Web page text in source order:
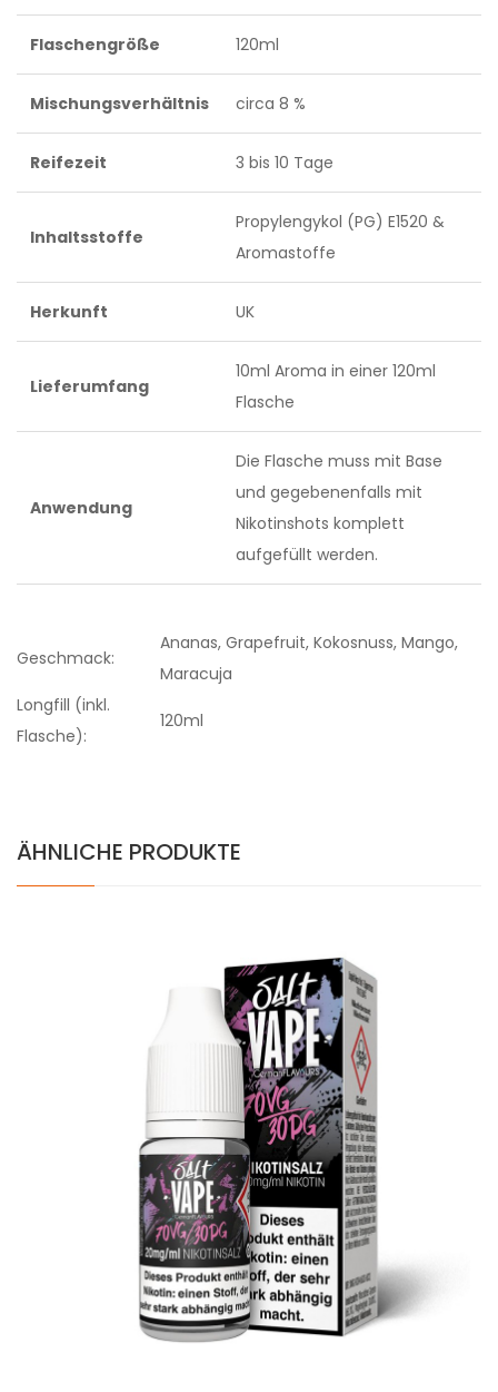
Flaschengröße 120ml
Mischungsverhältnis circa 8 %
Reifezeit 3 bis 10 Tage
Inhaltsstoffe
Propylengykol (PG) E1520 &
Aromastoffe
Herkunft UK
Lieferumfang
10ml Aroma in einer 120ml
Flasche
Anwendung
Die Flasche muss mit Base
und gegebenenfalls mit
Nikotinshots komplett
aufgefüllt werden.
Geschmack:
Ananas, Grapefruit, Kokosnuss, Mango,
Maracuja
Longfill (inkl.
Flasche):
120ml
ÄHNLICHE PRODUKTE